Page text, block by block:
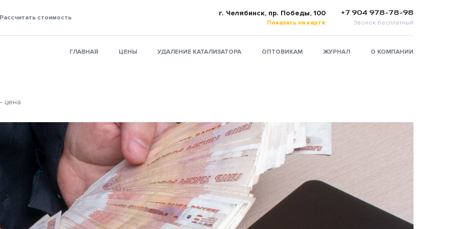
Рассчитать стоимость г. Челябинск, пр. Победы, 100
Показать на карте
+7 904 978-78-98
Звонок бесплатный
ГЛАВНАЯ ЦЕНЫ УДАЛЕНИЕ КАТАЛИЗАТОРА ОПТОВИКАМ ЖУРНАЛ О КОМПАНИИ
цена